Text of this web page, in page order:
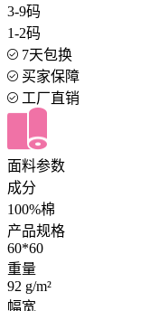
3-9码
1-2码
7天包换
买家保障
工厂直销
面料参数
成分
100%棉
产品规格
60*60
重量
92 g/m²
幅宽